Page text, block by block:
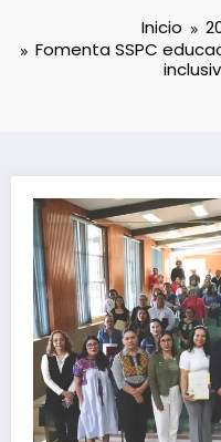
Inicio
Fomenta SSPC